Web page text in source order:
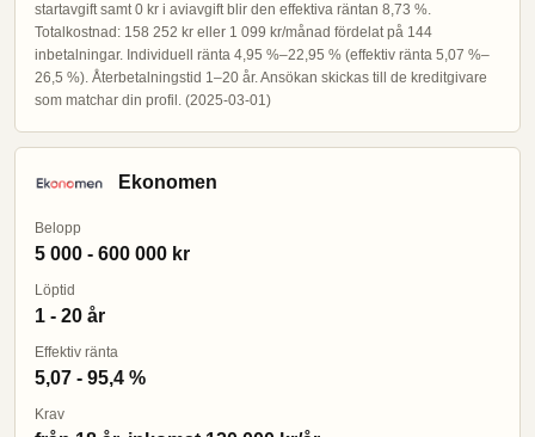
startavgift samt 0 kr i aviavgift blir den effektiva räntan 8,73 %.
Totalkostnad: 158 252 kr eller 1 099 kr/månad fördelat på 144
inbetalningar. Individuell ränta 4,95 %–22,95 % (effektiv ränta 5,07 %–
26,5 %). Återbetalningstid 1–20 år. Ansökan skickas till de kreditgivare
som matchar din profil. (2025-03-01)
Ekonomen
Belopp
5 000 - 600 000 kr
Löptid
1 - 20 år
Effektiv ränta
5,07 - 95,4 %
Krav